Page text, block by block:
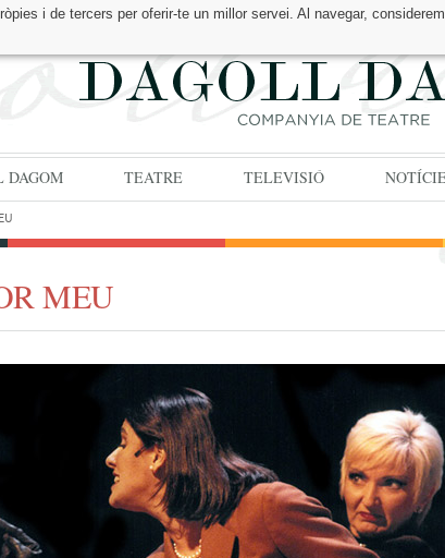
i de tercers per oferir-te un millor servei. Al navegar,
DAGOM TEATRE TELEVISIÓ
MEU